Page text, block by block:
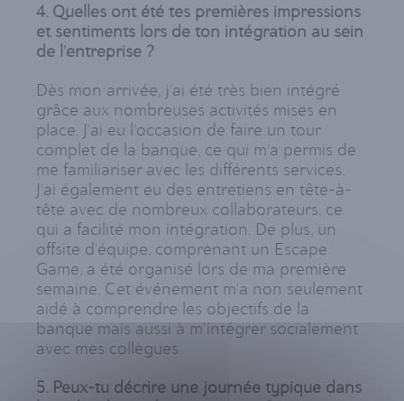
4. Quelles ont été tes premières impressions
et sentiments lors de ton intégration au sein
de l'entreprise ?
Dès mon arrivée, j'ai été très bien intégré
grâce aux nombreuses activités mises en
place. J'ai eu l'occasion de faire un tour
complet de la banque, ce qui m'a permis de
me familiariser avec les différents services.
J'ai également eu des entretiens en tête-à-
tête avec de nombreux collaborateurs, ce
qui a facilité mon intégration. De plus, un
offsite d'équipe, comprenant un Escape
Game, a été organisé lors de ma première
semaine. Cet événement m'a non seulement
aidé à comprendre les objectifs de la
banque mais aussi à m'intégrer socialement
avec mes collègues.
5. Peux-tu décrire une journée typique dans